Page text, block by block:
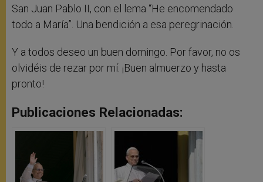
San Juan Pablo II, con el lema “He encomendado
todo a María”. Una bendición a esa peregrinación.
Y a todos deseo un buen domingo. Por favor, no os
olvidéis de rezar por mí. ¡Buen almuerzo y hasta
pronto!
Publicaciones Relacionadas: